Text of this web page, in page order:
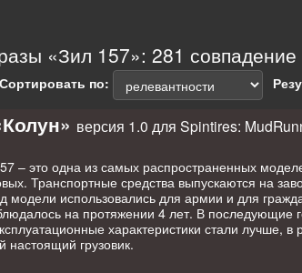
«Зил 157»: 281 совпадение
Сортировать по:
версия 1.0 для Spintires:
– это одна из самых распространенных
Транспортные средства выпускаются на
модели использовались для армии и для
на протяжении 4 лет. В последующие
характеристики стали лучше, в
настоящий грузовик.